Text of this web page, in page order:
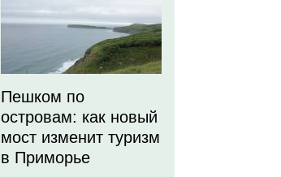
Пешком по
островам: как новый
мост изменит туризм
в Приморье